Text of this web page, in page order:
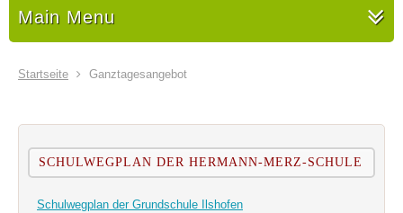
Main Menu
Startseite Ganztagesangebot
SCHULWEGPLAN DER HERMANN-MERZ-SCHULE
Schulwegplan der Grundschule Ilshofen